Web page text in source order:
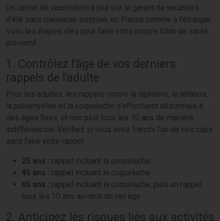
Un carnet de vaccination à jour est le garant de vacances
d'été sans mauvaise surprise, en France comme à l'étranger.
Voici les étapes clés pour faire votre propre bilan de santé
préventif :
1. Contrôlez l'âge de vos derniers
rappels de l'adulte
Pour les adultes, les rappels contre la diphtérie, le tétanos,
la poliomyélite et la coqueluche s'effectuent désormais à
des âges fixes, et non plus tous les 10 ans de manière
indifférenciée. Vérifiez si vous avez franchi l'un de ces caps
sans faire votre rappel :
25 ans : rappel incluant la coqueluche.
45 ans : rappel incluant la coqueluche..
65 ans : rappel incluant la coqueluche, puis un rappel
tous les 10 ans au-delà de cet âge.
2. Anticipez les risques liés aux activités